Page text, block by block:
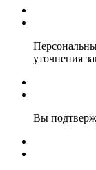
уточнения
Вы